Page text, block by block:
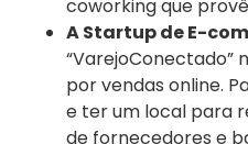
coworking que
A Startup de E-
“VarejoConectado”
por vendas online.
e ter um local para
de fornecedores e